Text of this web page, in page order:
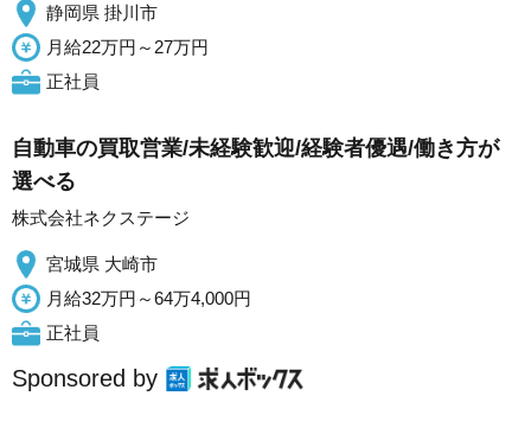
静岡県 掛川市
月給22万円～27万円
正社員
自動車の買取営業/未経験歓迎/経験者優遇/働き方が
選べる
株式会社ネクステージ
宮城県 大崎市
月給32万円～64万4,000円
正社員
Sponsored by